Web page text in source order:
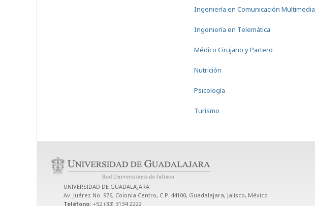
Ingeniería en Comunicación Multimedia
Ingeniería en Telemática
Médico Cirujano y Partero
Nutrición
Psicología
Turismo
UNIVERSIDAD DE GUADALAJARA
Av. Juárez No. 976, Colonia Centro, C.P. 44100, Guadalajara, Jalisco, México
Teléfono: +52 (33) 3134 2222